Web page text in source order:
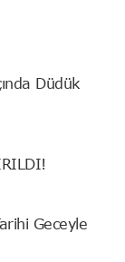
Düdük
Geceyle